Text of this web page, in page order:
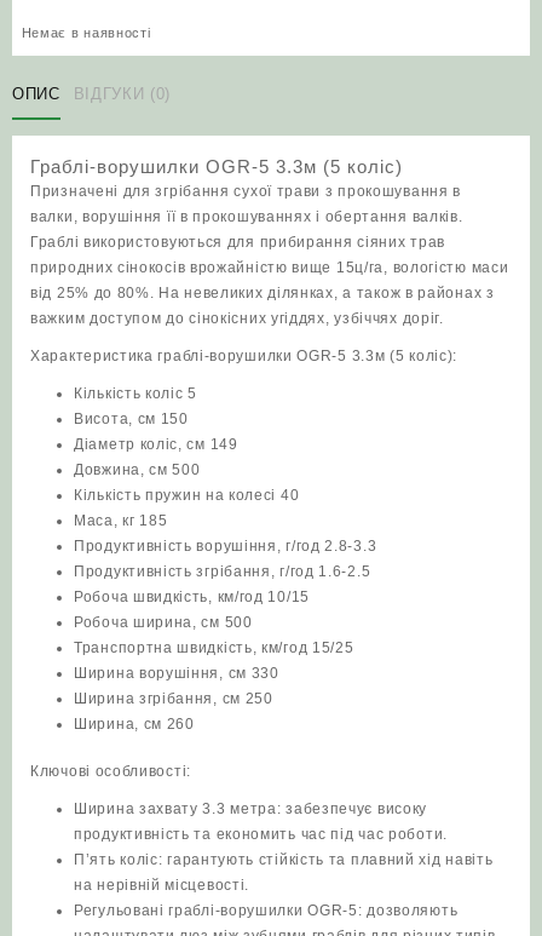
Немає в наявності
ОПИС ВІДГУКИ (0)
Граблі-ворушилки OGR-5 3.3м (5 коліс)
Призначені для згрібання сухої трави з прокошування в
валки, ворушіння її в прокошуваннях і обертання валків.
Граблі використовуються для прибирання сіяних трав
природних сінокосів врожайністю вище 15ц/га, вологістю маси
від 25% до 80%. На невеликих ділянках, а також в районах з
важким доступом до сінокісних угіддях, узбіччях доріг.
Характеристика граблі-ворушилки OGR-5 3.3м (5 коліс):
Кількість коліс 5
Висота, см 150
Діаметр коліс, см 149
Довжина, см 500
Кількість пружин на колесі 40
Маса, кг 185
Продуктивність ворушіння, г/год 2.8-3.3
Продуктивність згрібання, г/год 1.6-2.5
Робоча швидкість, км/год 10/15
Робоча ширина, см 500
Транспортна швидкість, км/год 15/25
Ширина ворушіння, см 330
Ширина згрібання, см 250
Ширина, см 260
Ключові особливості:
Ширина захвату 3.3 метра: забезпечує високу
продуктивність та економить час під час роботи.
П’ять коліс: гарантують стійкість та плавний хід навіть
на нерівній місцевості.
Регульовані граблі-ворушилки OGR-5: дозволяють